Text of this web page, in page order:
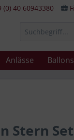
(0) 40 60943380
Anlässe Ballons
Stern